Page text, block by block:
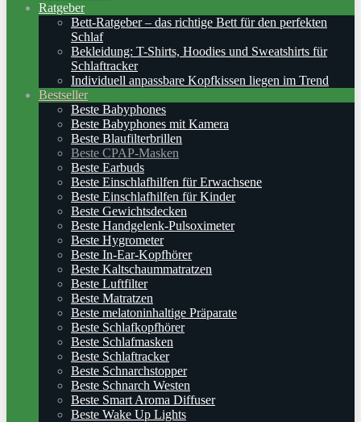
Ratgeber
Bett-Ratgeber – das richtige Bett für den perfekten
Schlaf
Bekleidung: T-Shirts, Hoodies und Sweatshirts für
Schlaftracker
Individuell anpassbare Kopfkissen liegen im Trend
Bestseller
Beste Babyphones
Beste Babyphones mit Kamera
Beste Blaufilterbrillen
Beste CPAP-Masken
Beste Earbuds
Beste Einschlafhilfen für Erwachsene
Beste Einschlafhilfen für Kinder
Beste Gewichtsdecken
Beste Handgelenk-Pulsoximeter
Beste Hygrometer
Beste In-Ear-Kopfhörer
Beste Kaltschaummatratzen
Beste Luftfilter
Beste Matratzen
Beste melatoninhaltige Präparate
Beste Schlafkopfhörer
Beste Schlafmasken
Beste Schlaftracker
Beste Schnarchstopper
Beste Schnarch Westen
Beste Smart Aroma Diffuser
Beste Wake Up Lights